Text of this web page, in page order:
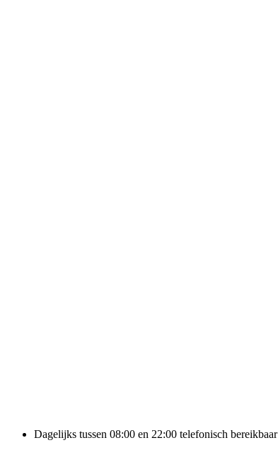
Dagelijks tussen 08:00 en 22:00 telefonisch bereikbaar